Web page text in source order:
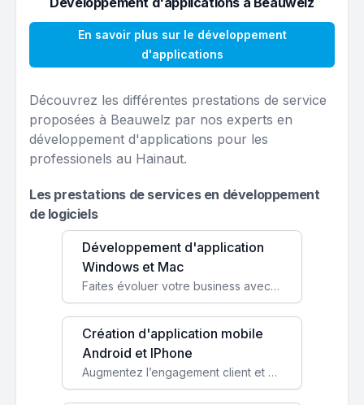
En savoir plus sur le développement
d'applications
Découvrez les différentes prestations de service
proposées à Beauwelz par nos experts en
développement d'applications pour les
professionels au Hainaut.
Les prestations de services en développement
de logiciels
Développement d'application
Windows et Mac
Faites évoluer votre business avec des solutions logicielles personnalisées, parfaitement adaptées à vos besoins spécifiques.
Création d'application mobile
Android et IPhone
Augmentez l’engagement client et simplifiez vos processus avec une application mobile sur mesure, disponible sur iOS et Android.